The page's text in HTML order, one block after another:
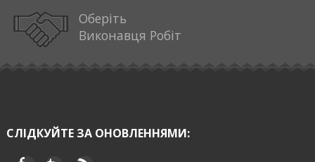
Оберіть
Виконавця Робіт
СЛІДКУЙТЕ ЗА ОНОВЛЕННЯМИ: